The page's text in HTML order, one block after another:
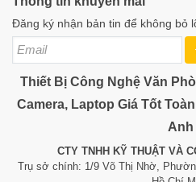
mọi nhu cầu sử dụng.
Kết Luận
Vớikích thước 27 inch,
bảo vệ mắt,màn hình LCD
inch FHD IPS là lựa chọn
công việc và giải trí của bạn.
E2423H,S2721QS, và
với những tính năng bảo vệ
Đăng ký nhận bản tin để không bỏ
Thiết Bị Công Nghệ Văn
Camera, Laptop Giá Tốt
Anh
CTY TNHH KỸ THUẬT VÀ
Trụ sở chính: 1/9 Võ Thị Nhờ,